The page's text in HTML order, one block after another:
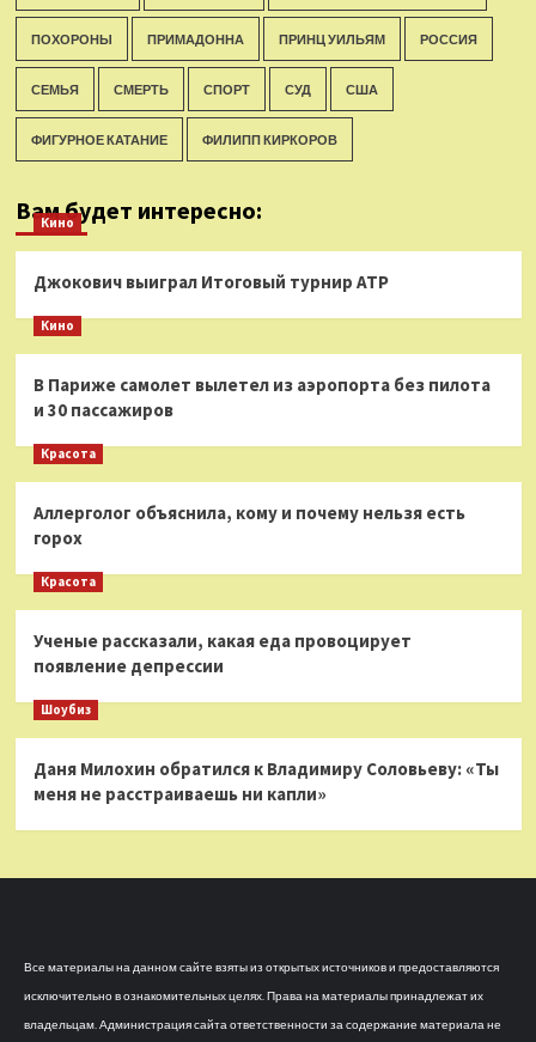
ПОХОРОНЫ ПРИМАДОННА ПРИНЦ УИЛЬЯМ РОССИЯ
СЕМЬЯ СМЕРТЬ СПОРТ СУД США
ФИГУРНОЕ КАТАНИЕ ФИЛИПП КИРКОРОВ
Вам будет интересно:
Кино
Джокович выиграл Итоговый турнир ATP
Кино
В Париже самолет вылетел из аэропорта без пилота
и 30 пассажиров
Красота
Аллерголог объяснила, кому и почему нельзя есть
горох
Красота
Ученые рассказали, какая еда провоцирует
появление депрессии
Шоубиз
Даня Милохин обратился к Владимиру Соловьеву: «Ты
меня не расстраиваешь ни капли»
Все материалы на данном сайте взяты из открытых источников и предоставляются
исключительно в ознакомительных целях. Права на материалы принадлежат их
владельцам. Администрация сайта ответственности за содержание материала не